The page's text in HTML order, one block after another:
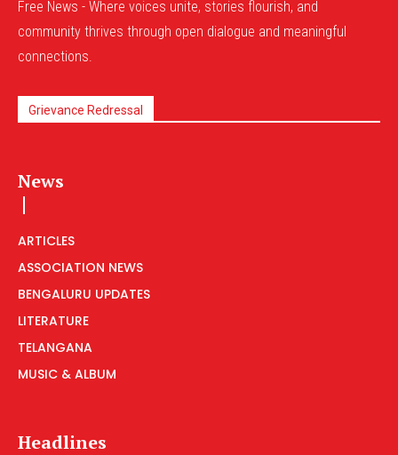
Free News - Where voices unite, stories flourish, and
community thrives through open dialogue and meaningful
connections.
Grievance Redressal
News
ARTICLES
ASSOCIATION NEWS
BENGALURU UPDATES
LITERATURE
TELANGANA
MUSIC & ALBUM
Headlines